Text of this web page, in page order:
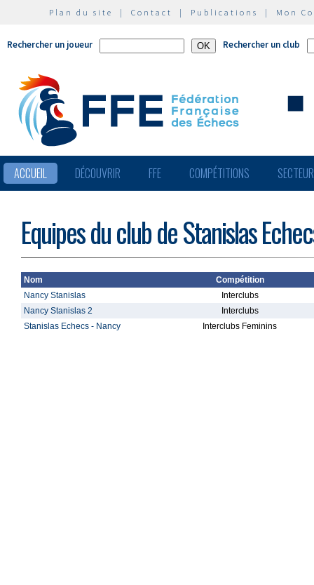
Plan du site | Contact | Publications | Mon
Rechercher un joueur Rechercher un club
ACCUEIL DÉCOUVRIR FFE COMPÉTITIONS
Equipes du club de Stanislas
Nom
Compétition
Nancy Stanislas
Interclubs
Nancy Stanislas 2
Interclubs
Stanislas Echecs - Nancy
Interclubs Feminins